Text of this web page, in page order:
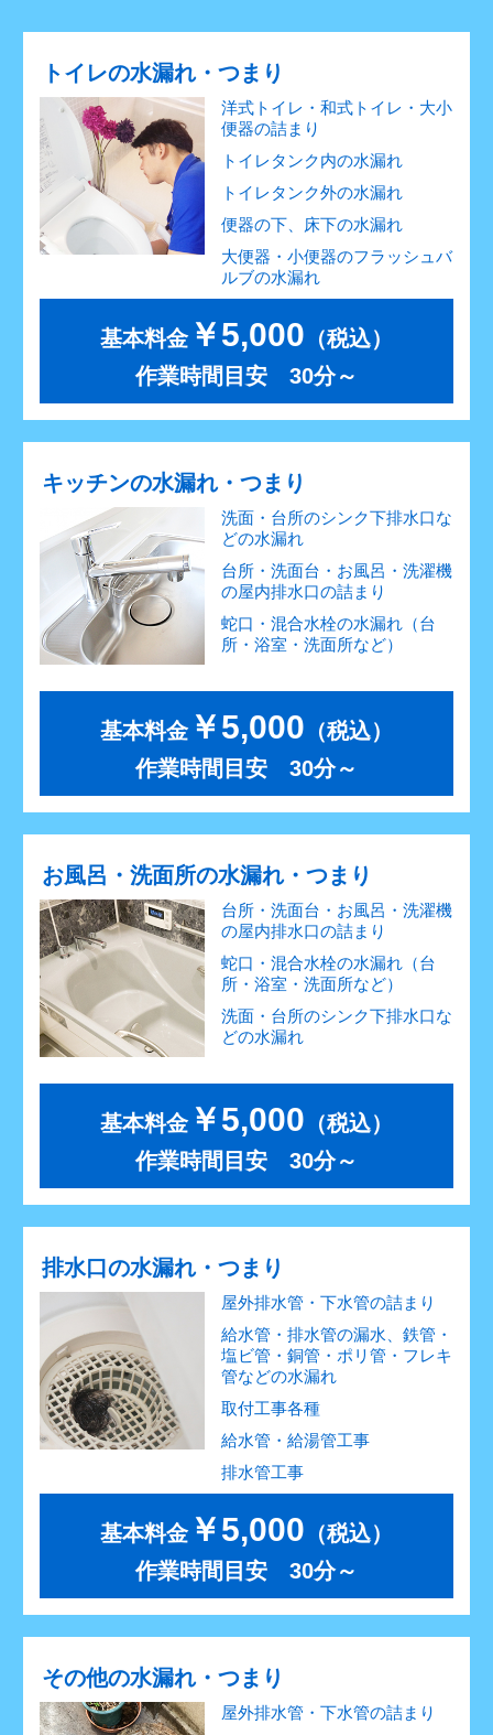
トイレの水漏れ・つまり
洋式トイレ・和式トイレ・大小
便器の詰まり
トイレタンク内の水漏れ
トイレタンク外の水漏れ
便器の下、床下の水漏れ
大便器・小便器のフラッシュバ
ルブの水漏れ
基本料金￥5,000 （税込）
作業時間目安 30分～
キッチンの水漏れ・つまり
洗面・台所のシンク下排水口な
どの水漏れ
台所・洗面台・お風呂・洗濯機
の屋内排水口の詰まり
蛇口・混合水栓の水漏れ（台
所・浴室・洗面所など）
基本料金￥5,000 （税込）
作業時間目安 30分～
お風呂・洗面所の水漏れ・つまり
台所・洗面台・お風呂・洗濯機
の屋内排水口の詰まり
蛇口・混合水栓の水漏れ（台
所・浴室・洗面所など）
洗面・台所のシンク下排水口な
どの水漏れ
基本料金￥5,000 （税込）
作業時間目安 30分～
排水口の水漏れ・つまり
屋外排水管・下水管の詰まり
給水管・排水管の漏水、鉄管・
塩ビ管・銅管・ポリ管・フレキ
管などの水漏れ
取付工事各種
給水管・給湯管工事
排水管工事
基本料金￥5,000 （税込）
作業時間目安 30分～
その他の水漏れ・つまり
屋外排水管・下水管の詰まり